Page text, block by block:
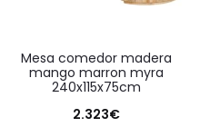
mesa comedor madera
mango marron myra
240x115x75cm
2.323€